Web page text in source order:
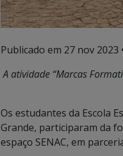
Publicado em 27 nov 2023
A atividade “Marcas
Os estudantes da Escola
Grande, participaram da
espaço SENAC, em